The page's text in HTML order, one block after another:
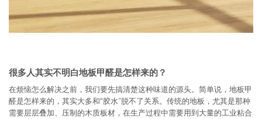
很多人其实不明白地板甲醛是怎样来的？
在烦恼怎么解决之前，我们要先搞清楚这种味道的源头。简单说，地板甲
醛是怎样来的，其实大多和“胶水”脱不了关系。传统的地板，尤其是那种
需要层层叠加、压制的木质板材，在生产过程中需要用到大量的工业粘合